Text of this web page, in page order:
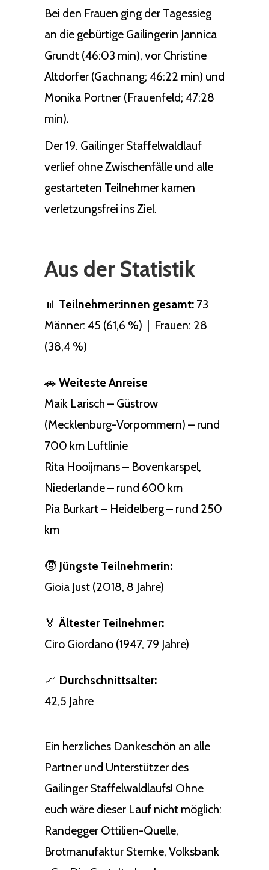
Bei den Frauen ging der Tagessieg
an die gebürtige Gailingerin Jannica
Grundt (46:03 min), vor Christine
Altdorfer (Gachnang; 46:22 min) und
Monika Portner (Frauenfeld; 47:28
min).
Der 19. Gailinger Staffelwaldlauf
verlief ohne Zwischenfälle und alle
gestarteten Teilnehmer kamen
verletzungsfrei ins Ziel.
Aus der Statistik
📊 Teilnehmer:innen gesamt: 73
Männer: 45 (61,6 %) | Frauen: 28
(38,4 %)
🚗 Weiteste Anreise
Maik Larisch – Güstrow
(Mecklenburg-Vorpommern) – rund
700 km Luftlinie
Rita Hooijmans – Bovenkarspel,
Niederlande – rund 600 km
Pia Burkart – Heidelberg – rund 250
km
🧒 Jüngste Teilnehmerin:
Gioia Just (2018, 8 Jahre)
🏅 Ältester Teilnehmer:
Ciro Giordano (1947, 79 Jahre)
📈 Durchschnittsalter:
42,5 Jahre
Ein herzliches Dankeschön an alle
Partner und Unterstützer des
Gailinger Staffelwaldlaufs! Ohne
euch wäre dieser Lauf nicht möglich:
Randegger Ottilien-Quelle,
Brotmanufaktur Stemke, Volksbank